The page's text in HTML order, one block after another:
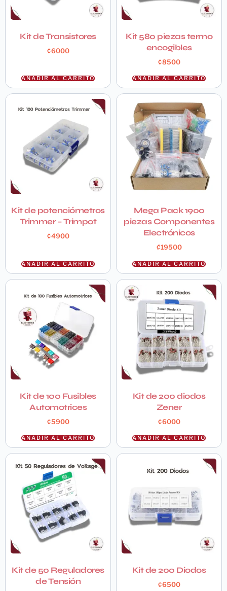
Kit de Transistores
₡6000
AÑADIR AL CARRITO
Kit 580 piezas termo
encogibles
₡8500
AÑADIR AL CARRITO
Kit de potenciómetros
Trimmer – Trimpot
₡4900
AÑADIR AL CARRITO
Mega Pack 1900
piezas Componentes
Electrónicos
₡19500
AÑADIR AL CARRITO
Kit de 100 Fusibles
Automotrices
₡5900
AÑADIR AL CARRITO
Kit de 200 diodos
Zener
₡6000
AÑADIR AL CARRITO
Kit de 50 Reguladores
de Tensión
Kit de 200 Diodos
₡6500